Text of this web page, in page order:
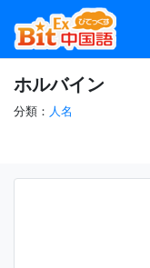
ホルバイン
分類： 人名